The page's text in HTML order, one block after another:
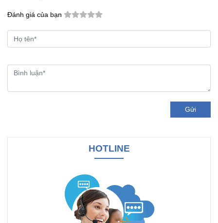
Đánh giá của bạn
Gửi
HOTLINE